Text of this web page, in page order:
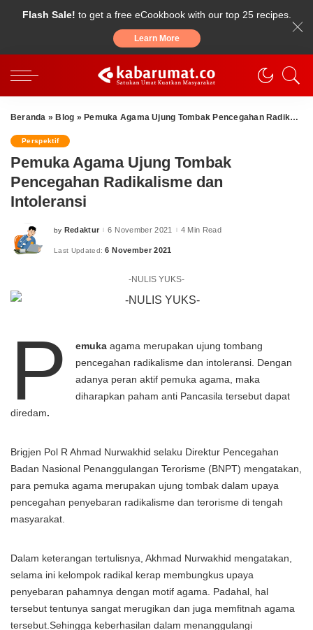
Flash Sale! to get a free eCookbook with our top 25 recipes.
Learn More
Beranda » Blog » Pemuka Agama Ujung Tombak Pencegahan Radikalisme dan Intoleransi
Perspektif
Pemuka Agama Ujung Tombak
Pencegahan Radikalisme dan
Intoleransi
Posted
by Redaktur 6 November 2021 4 Min Read
Last Updated: 6 November 2021
-NULIS YUKS-
P emukaagama merupakan ujung tombang
pencegahan radikalisme dan intoleransi. Dengan
adanya peran aktif pemuka agama, maka
diharapkan paham anti Pancasila tersebut dapat
diredam.
Brigjen Pol R Ahmad Nurwakhid selaku Direktur Pencegahan
Badan Nasional Penanggulangan Terorisme (BNPT) mengatakan,
para pemuka agama merupakan ujung tombak dalam upaya
pencegahan penyebaran radikalisme dan terorisme di tengah
masyarakat.
Dalam keterangan tertulisnya, Akhmad Nurwakhid mengatakan,
selama ini kelompok radikal kerap membungkus upaya
penyebaran pahamnya dengan motif agama. Padahal, hal
tersebut tentunya sangat merugikan dan juga memfitnah agama
tersebut.Sehingga keberhasilan dalam menanggulangi